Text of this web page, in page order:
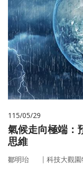
115/05/29
氣候走向極端：
思維
鄒明珆 ｜ 科技大觀